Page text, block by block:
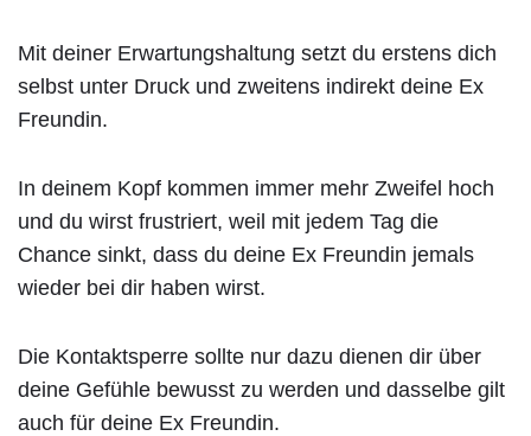
Mit deiner Erwartungshaltung setzt du erstens dich
selbst unter Druck und zweitens indirekt deine Ex
Freundin.
In deinem Kopf kommen immer mehr Zweifel hoch
und du wirst frustriert, weil mit jedem Tag die
Chance sinkt, dass du deine Ex Freundin jemals
wieder bei dir haben wirst.
Die Kontaktsperre sollte nur dazu dienen dir über
deine Gefühle bewusst zu werden und dasselbe gilt
auch für deine Ex Freundin.